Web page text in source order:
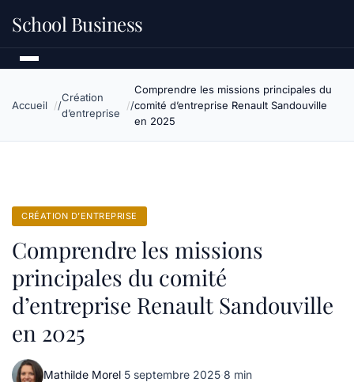
School Business
Accueil
Création
d’entreprise
Comprendre les missions principales du
comité d’entreprise Renault Sandouville
en 2025
CRÉATION D’ENTREPRISE
Comprendre les missions
principales du comité
d’entreprise Renault Sandouville
en 2025
Mathilde Morel·5 septembre 2025·8 min